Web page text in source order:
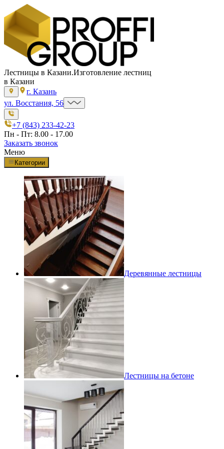
Лестницы в Казани.Изготовление лестниц
в Казани
г. Казань
ул. Восстания, 56
+7 (843) 233-42-23
Пн - Пт: 8.00 - 17.00
Заказать звонок
Меню
Категории
Деревянные лестницы
Лестницы на бетоне